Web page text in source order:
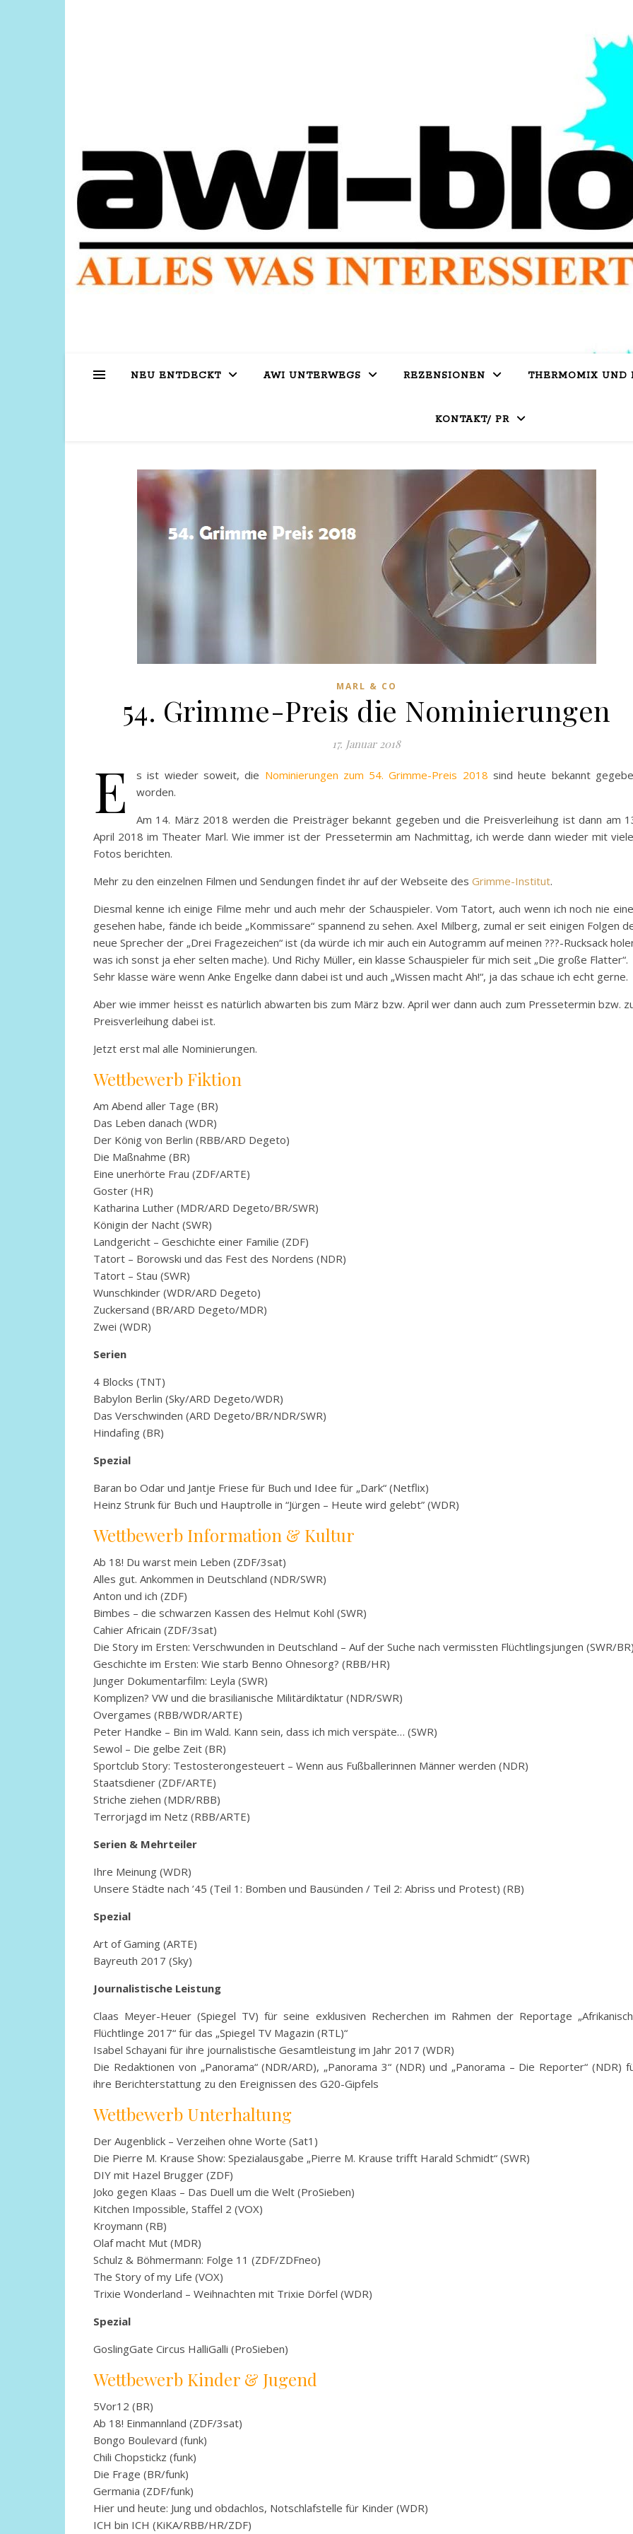
NEU ENTDECKT AWI UNTERWEGS REZENSIONEN THERMOMIX UND
KONTAKT/ PR
MARL & CO
54. Grimme-Preis die Nominierungen
17. Januar 2018
E s ist wieder soweit, die Nominierungen zum 54. Grimme-Preis 2018 sind heute bekannt
worden.
Am 14. März 2018 werden die Preisträger bekannt gegeben und die Preisverleihung ist dann am
April 2018 im Theater Marl. Wie immer ist der Pressetermin am Nachmittag, ich werde dann wieder mit
Fotos berichten.
Mehr zu den einzelnen Filmen und Sendungen findet ihr auf der Webseite des Grimme-Institut.
Diesmal kenne ich einige Filme mehr und auch mehr der Schauspieler. Vom Tatort, auch wenn ich noch nie
gesehen habe, fände ich beide „Kommissare“ spannend zu sehen. Axel Milberg, zumal er seit einigen Folgen
neue Sprecher der „Drei Fragezeichen“ ist (da würde ich mir auch ein Autogramm auf meinen ???-Rucksack
was ich sonst ja eher selten mache). Und Richy Müller, ein klasse Schauspieler für mich seit „Die große Flatter“.
Sehr klasse wäre wenn Anke Engelke dann dabei ist und auch „Wissen macht Ah!“, ja das schaue ich echt gerne.
Aber wie immer heisst es natürlich abwarten bis zum März bzw. April wer dann auch zum Pressetermin bzw.
Preisverleihung dabei ist.
Jetzt erst mal alle Nominierungen.
Wettbewerb Fiktion
Am Abend aller Tage (BR)
Das Leben danach (WDR)
Der König von Berlin (RBB/ARD Degeto)
Die Maßnahme (BR)
Eine unerhörte Frau (ZDF/ARTE)
Goster (HR)
Katharina Luther (MDR/ARD Degeto/BR/SWR)
Königin der Nacht (SWR)
Landgericht – Geschichte einer Familie (ZDF)
Tatort – Borowski und das Fest des Nordens (NDR)
Tatort – Stau (SWR)
Wunschkinder (WDR/ARD Degeto)
Zuckersand (BR/ARD Degeto/MDR)
Zwei (WDR)
Serien
4 Blocks (TNT)
Babylon Berlin (Sky/ARD Degeto/WDR)
Das Verschwinden (ARD Degeto/BR/NDR/SWR)
Hindafing (BR)
Spezial
Baran bo Odar und Jantje Friese für Buch und Idee für „Dark“ (Netflix)
Heinz Strunk für Buch und Hauptrolle in “Jürgen – Heute wird gelebt” (WDR)
Wettbewerb Information & Kultur
Ab 18! Du warst mein Leben (ZDF/3sat)
Alles gut. Ankommen in Deutschland (NDR/SWR)
Anton und ich (ZDF)
Bimbes – die schwarzen Kassen des Helmut Kohl (SWR)
Cahier Africain (ZDF/3sat)
Die Story im Ersten: Verschwunden in Deutschland – Auf der Suche nach vermissten Flüchtlingsjungen (SWR/
Geschichte im Ersten: Wie starb Benno Ohnesorg? (RBB/HR)
Junger Dokumentarfilm: Leyla (SWR)
Komplizen? VW und die brasilianische Militärdiktatur (NDR/SWR)
Overgames (RBB/WDR/ARTE)
Peter Handke – Bin im Wald. Kann sein, dass ich mich verspäte… (SWR)
Sewol – Die gelbe Zeit (BR)
Sportclub Story: Testosterongesteuert – Wenn aus Fußballerinnen Männer werden (NDR)
Staatsdiener (ZDF/ARTE)
Striche ziehen (MDR/RBB)
Terrorjagd im Netz (RBB/ARTE)
Serien & Mehrteiler
Ihre Meinung (WDR)
Unsere Städte nach ’45 (Teil 1: Bomben und Bausünden / Teil 2: Abriss und Protest) (RB)
Spezial
Art of Gaming (ARTE)
Bayreuth 2017 (Sky)
Journalistische Leistung
Claas Meyer-Heuer (Spiegel TV) für seine exklusiven Recherchen im Rahmen der Reportage
Flüchtlinge 2017“ für das „Spiegel TV Magazin (RTL)“
Isabel Schayani für ihre journalistische Gesamtleistung im Jahr 2017 (WDR)
Die Redaktionen von „Panorama“ (NDR/ARD), „Panorama 3“ (NDR) und „Panorama – Die Reporter“ (NDR)
ihre Berichterstattung zu den Ereignissen des G20-Gipfels
Wettbewerb Unterhaltung
Der Augenblick – Verzeihen ohne Worte (Sat1)
Die Pierre M. Krause Show: Spezialausgabe „Pierre M. Krause trifft Harald Schmidt“ (SWR)
DIY mit Hazel Brugger (ZDF)
Joko gegen Klaas – Das Duell um die Welt (ProSieben)
Kitchen Impossible, Staffel 2 (VOX)
Kroymann (RB)
Olaf macht Mut (MDR)
Schulz & Böhmermann: Folge 11 (ZDF/ZDFneo)
The Story of my Life (VOX)
Trixie Wonderland – Weihnachten mit Trixie Dörfel (WDR)
Spezial
GoslingGate Circus HalliGalli (ProSieben)
Wettbewerb Kinder & Jugend
5Vor12 (BR)
Ab 18! Einmannland (ZDF/3sat)
Bongo Boulevard (funk)
Chili Chopstickz (funk)
Die Frage (BR/funk)
Germania (ZDF/funk)
Hier und heute: Jung und obdachlos, Notschlafstelle für Kinder (WDR)
ICH bin ICH (KiKA/RBB/HR/ZDF)